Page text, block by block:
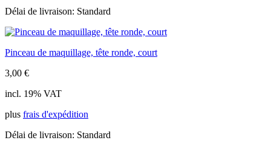
Délai de livraison: Standard
Pinceau de maquillage, tête ronde, court
3,00 €
incl. 19% VAT
plus frais d'expédition
Délai de livraison: Standard